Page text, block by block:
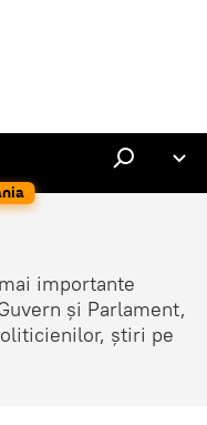
importante
și Parlament,
știri pe